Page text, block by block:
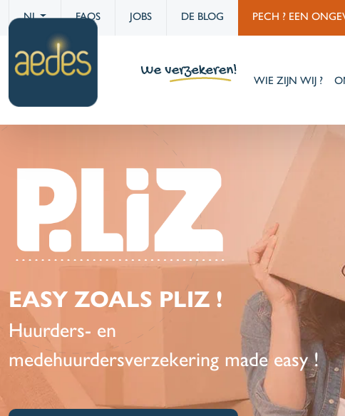
NL FAQS JOBS DE BLOG PECH ? EEN
WIE ZIJN WIJ ?
EASY ZOALS PLIZ !
Huurders- en
medehuurdersverzekering made easy !